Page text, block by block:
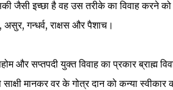
जैसी इच्छा है वह उस तरीके का विवाह करने
गन्धर्व, राक्षस और पैशाच।
और सप्तपदी युक्त विवाह का प्रकार ब्राह्म
मानकर वर के गोत्र दान को कन्या